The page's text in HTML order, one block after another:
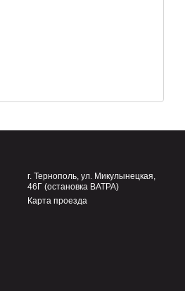
г. Тернополь, ул. Микулынецкая,
46Г (остановка ВАТРА)
Карта проезда